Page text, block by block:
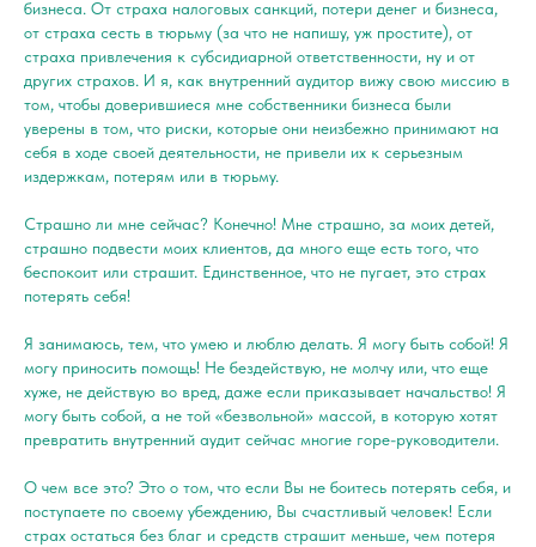
бизнеса. От страха налоговых санкций, потери денег и бизнеса,
от страха сесть в тюрьму (за что не напишу, уж простите), от
страха привлечения к субсидиарной ответственности, ну и от
других страхов. И я, как внутренний аудитор вижу свою миссию в
том, чтобы доверившиеся мне собственники бизнеса были
уверены в том, что риски, которые они неизбежно принимают на
себя в ходе своей деятельности, не привели их к серьезным
издержкам, потерям или в тюрьму.
Страшно ли мне сейчас? Конечно! Мне страшно, за моих детей,
страшно подвести моих клиентов, да много еще есть того, что
беспокоит или страшит. Единственное, что не пугает, это страх
потерять себя!
Я занимаюсь, тем, что умею и люблю делать. Я могу быть собой! Я
могу приносить помощь! Не бездействую, не молчу или, что еще
хуже, не действую во вред, даже если приказывает начальство! Я
могу быть собой, а не той «безвольной» массой, в которую хотят
превратить внутренний аудит сейчас многие горе-руководители.
О чем все это? Это о том, что если Вы не боитесь потерять себя, и
поступаете по своему убеждению, Вы счастливый человек! Если
страх остаться без благ и средств страшит меньше, чем потеря